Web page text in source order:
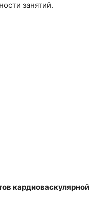
занятий.
кардиоваскулярной